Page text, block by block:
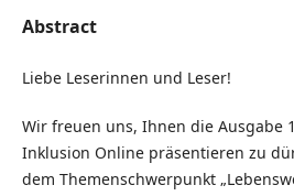
Abstract
Liebe Leserinnen und Leser!
Wir freuen uns, Ihnen die Ausgabe
Inklusion Online präsentieren zu
dem Themenschwerpunkt